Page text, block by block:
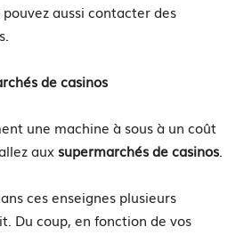
aussi contacter des
de casinos
une machine à sous à un coût
aux supermarchésde casinos.
ces enseignes plusieurs
Du coup, en fonction de vos